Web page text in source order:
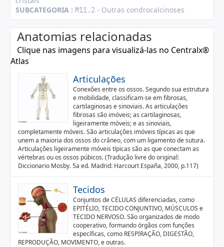
SUBCATEGORIA : M11.2 - Outras condrocalcinoses
Anatomias relacionadas
Clique nas imagens para visualizá-las no Centralx®
Atlas
Articulações
Conexões entre os ossos. Segundo sua estrutura
e mobilidade, classificam-se em fibrosas,
cartilaginosas e sinoviais. As articulações
fibrosas são imóveis; as cartilaginosas,
ligeiramente móveis; e as sinoviais,
completamente móveis. São articulações imóveis típicas as que
unem a maioria dos ossos do crâneo, com um ligamento de sutura.
Articulações ligeiramente móveis típicas são as que conectam as
vértebras ou os ossos púbicos. (Tradução livre do original:
Diccionario Mosby. 5a ed. Madrid: Harcourt España, 2000, p.117)
Tecidos
Conjuntos de CÉLULAS diferenciadas, como
EPITÉLIO, TECIDO CONJUNTIVO, MÚSCULOS e
TECIDO NERVOSO. São organizados de modo
cooperativo, formando órgãos com funções
específicas, como RESPIRAÇÃO, DIGESTÃO,
REPRODUÇÃO, MOVIMENTO, e outras.